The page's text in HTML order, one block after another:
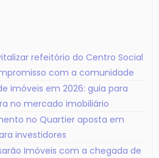
refeitório do Centro Social
com a comunidade
imóveis em 2026: guia para
no mercado imobiliário
no Quartier aposta em
investidores
Imóveis com a chegada de